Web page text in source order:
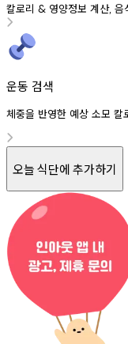
칼로리 & 영양정보 계산, 음
운동 검색
체중을 반영한 예상 소모 칼
오늘 식단에 추가하기